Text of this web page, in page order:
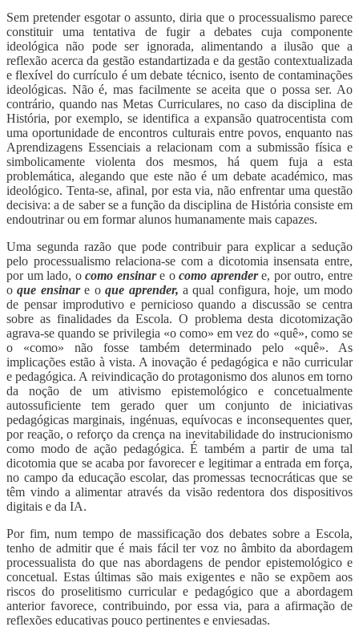
Sem pretender esgotar o assunto, diria que o processualismo parece
constituir uma tentativa de fugir a debates cuja componente
ideológica não pode ser ignorada, alimentando a ilusão que a
reflexão acerca da gestão estandartizada e da gestão contextualizada
e flexível do currículo é um debate técnico, isento de contaminações
ideológicas. Não é, mas facilmente se aceita que o possa ser. Ao
contrário, quando nas Metas Curriculares, no caso da disciplina de
História, por exemplo, se identifica a expansão quatrocentista com
uma oportunidade de encontros culturais entre povos, enquanto nas
Aprendizagens Essenciais a relacionam com a submissão física e
simbolicamente violenta dos mesmos, há quem fuja a esta
problemática, alegando que este não é um debate académico, mas
ideológico. Tenta-se, afinal, por esta via, não enfrentar uma questão
decisiva: a de saber se a função da disciplina de História consiste em
endoutrinar ou em formar alunos humanamente mais capazes.
Uma segunda razão que pode contribuir para explicar a sedução
pelo processualismo relaciona-se com a dicotomia insensata entre,
por um lado, ocomo ensinare ocomo aprendere, por outro, entre
oque ensinare oque aprender, a qual configura, hoje, um modo
de pensar improdutivo e pernicioso quando a discussão se centra
sobre as finalidades da Escola. O problema desta dicotomização
agrava-se quando se privilegia «o como» em vez do «quê», como se
o «como» não fosse também determinado pelo «quê». As
implicações estão à vista. A inovação é pedagógica e não curricular
e pedagógica. A reivindicação do protagonismo dos alunos em torno
da noção de um ativismo epistemológico e concetualmente
autossuficiente tem gerado quer um conjunto de iniciativas
pedagógicas marginais, ingénuas, equívocas e inconsequentes quer,
por reação, o reforço da crença na inevitabilidade do instrucionismo
como modo de ação pedagógica. É também a partir de uma tal
dicotomia que se acaba por favorecer e legitimar a entrada em força,
no campo da educação escolar, das promessas tecnocráticas que se
têm vindo a alimentar através da visão redentora dos dispositivos
digitais e da IA.
Por fim, num tempo de massificação dos debates sobre a Escola,
tenho de admitir que é mais fácil ter voz no âmbito da abordagem
processualista do que nas abordagens de pendor epistemológico e
concetual. Estas últimas são mais exigentes e não se expõem aos
riscos do proselitismo curricular e pedagógico que a abordagem
anterior favorece, contribuindo, por essa via, para a afirmação de
reflexões educativas pouco pertinentes e enviesadas.